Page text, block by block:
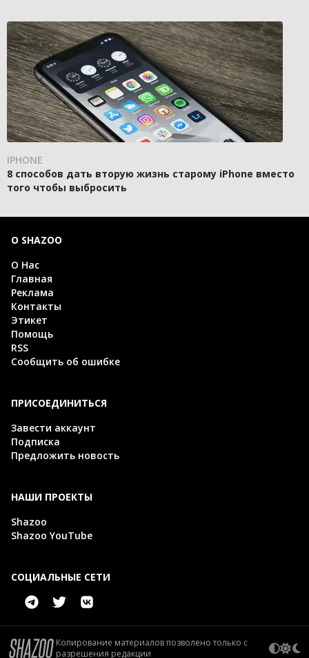
IPHONE
8 способов дать вторую жизнь старому iPhone вместо
того чтобы выбросить
О SHAZOO
О Нас
Главная
Реклама
Контакты
Этикет
Помощь
RSS
Сообщить об ошибке
ПРИСОЕДИНИТЬСЯ
Завести аккаунт
Подписка
Предложить новость
НАШИ ПРОЕКТЫ
Shazoo
Shazoo YouTube
СОЦИАЛЬНЫЕ СЕТИ
Копирование материалов позволено только с
разрешения редакции